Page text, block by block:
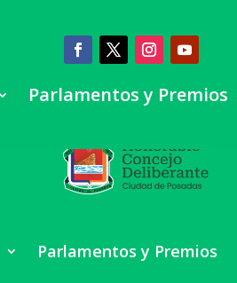
Parlamentos y Premios
Parlamentos y Premios